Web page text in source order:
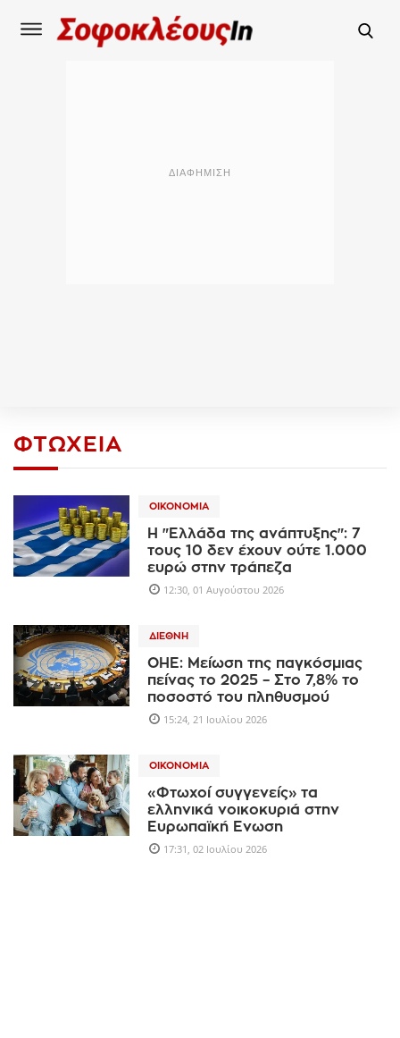
ΦΤΏΧΕΙΑ
ΟΙΚΟΝΟΜΊΑ
Η "Ελλάδα της ανάπτυξης": 7
τους 10 δεν έχουν ούτε 1.000
ευρώ στην τράπεζα
12:30, 01 Αυγούστου 2026
ΔΙΕΘΝΉ
ΟΗΕ: Μείωση της παγκόσμιας
πείνας το 2025 – Στο 7,8% το
ποσοστό του πληθυσμού
15:24, 21 Ιουλίου 2026
ΟΙΚΟΝΟΜΊΑ
«Φτωχοί συγγενείς» τα
ελληνικά νοικοκυριά στην
Ευρωπαϊκή Ενωση
17:31, 02 Ιουλίου 2026